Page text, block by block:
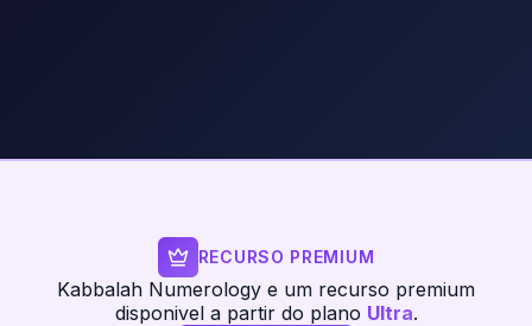
RECURSO PREMIUM
Kabbalah Numerology e um recurso premium
disponivel a partir do plano Ultra.